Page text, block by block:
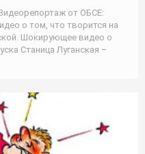
от ОБСЕ:
о том, что творится на
Шокирующее видео о
Станица Луганская –